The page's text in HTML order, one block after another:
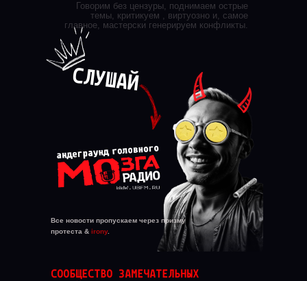
Все новости пропускаем через призму
протеста & irony.
Говорим без цензуры, поднимаем острые
темы, критикуем , виртуозно и, самое
главное, мастерски генерируем конфликты.
СЛУШАЙ
СООБЩЕСТВО ЗАМЕЧАТЕЛЬНЫХ